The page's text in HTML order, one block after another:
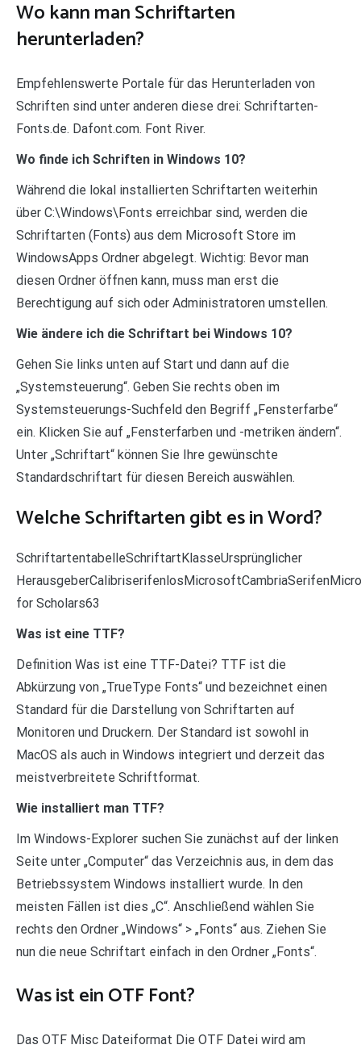
Wo kann man Schriftarten
herunterladen?
Empfehlenswerte Portale für das Herunterladen von
Schriften sind unter anderen diese drei: Schriftarten-
Fonts.de. Dafont.com. Font River.
Wo finde ich Schriften in Windows 10?
Während die lokal installierten Schriftarten weiterhin
über C:\Windows\Fonts erreichbar sind, werden die
Schriftarten (Fonts) aus dem Microsoft Store im
WindowsApps Ordner abgelegt. Wichtig: Bevor man
diesen Ordner öffnen kann, muss man erst die
Berechtigung auf sich oder Administratoren umstellen.
Wie ändere ich die Schriftart bei Windows 10?
Gehen Sie links unten auf Start und dann auf die
„Systemsteuerung“. Geben Sie rechts oben im
Systemsteuerungs-Suchfeld den Begriff „Fensterfarbe“
ein. Klicken Sie auf „Fensterfarben und -metriken ändern“.
Unter „Schriftart“ können Sie Ihre gewünschte
Standardschriftart für diesen Bereich auswählen.
Welche Schriftarten gibt es in Word?
SchriftartentabelleSchriftartKlasseUrsprünglicher
for Scholars63
Was ist eine TTF?
Definition Was ist eine TTF-Datei? TTF ist die
Abkürzung von „TrueType Fonts“ und bezeichnet einen
Standard für die Darstellung von Schriftarten auf
Monitoren und Druckern. Der Standard ist sowohl in
MacOS als auch in Windows integriert und derzeit das
meistverbreitete Schriftformat.
Wie installiert man TTF?
Im Windows-Explorer suchen Sie zunächst auf der linken
Seite unter „Computer“ das Verzeichnis aus, in dem das
Betriebssystem Windows installiert wurde. In den
meisten Fällen ist dies „C“. Anschließend wählen Sie
rechts den Ordner „Windows“ > „Fonts“ aus. Ziehen Sie
nun die neue Schriftart einfach in den Ordner „Fonts“.
Was ist ein OTF Font?
Das OTF Misc Dateiformat Die OTF Datei wird am